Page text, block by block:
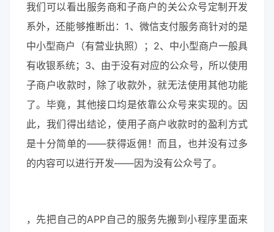
我们可以看出服务商和子商户的关公众号定制开发
系外，还能够推断出：1、微信支付服务商针对的是
中小型商户（有营业执照）；2、中小型商户一般具
有收银系统；3、由于没有对应的公众号，所以使用
子商户收款时，除了收款外，就无法使用其他功能
了。毕竟，其他接口均是依靠公众号来实现的。因
此，我们得出结论，使用子商户收款时的盈利方式
是十分简单的——获得返佣！而且，也并没有过多
的内容可以进行开发——因为没有公众号了。
，先把自己的APP自己的服务先搬到小程序里面来